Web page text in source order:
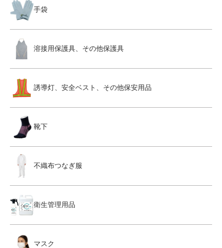
手袋
溶接用保護具、その他保護具
誘導灯、安全ベスト、その他保安用品
靴下
不織布つなぎ服
衛生管理用品
マスク